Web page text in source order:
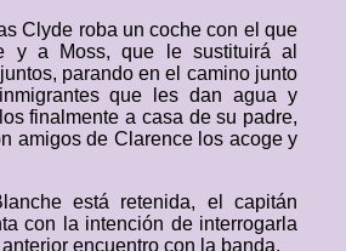
Clyde roba un coche con el que
y a Moss, que le sustituirá al
parando en el camino junto
que les dan agua y
finalmente a casa de su padre,
amigos de Clarence los acoge y
está retenida, el capitán
con la intención de interrogarla
encuentro con la banda.